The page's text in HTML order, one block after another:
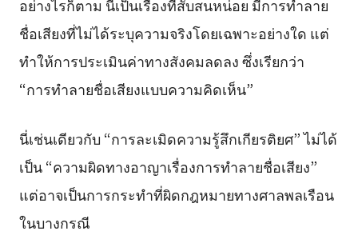
อย่างไรก็ตาม นี่เป็นเรื่องที่สับสนหน่อย มีการทำลาย
ชื่อเสียงที่ไม่ได้ระบุความจริงโดยเฉพาะอย่างใด แต่
ทำให้การประเมินค่าทางสังคมลดลง ซึ่งเรียกว่า
“การทำลายชื่อเสียงแบบความคิดเห็น”
นี่เช่นเดียวกับ “การละเมิดความรู้สึกเกียรติยศ” ไม่ได้
เป็น “ความผิดทางอาญาเรื่องการทำลายชื่อเสียง”
แต่อาจเป็นการกระทำที่ผิดกฎหมายทางศาลพลเรือน
ในบางกรณี